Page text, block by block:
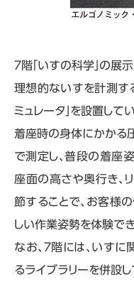
７階「いすの科学」の展
理想的ないすを計測する
ミュレータ」を設置して
着座時の身体にかかる
で測定し、普段の着座
座面の高さや奥行き、
節することで、お客様
しい作業姿勢を体験で
なお、７階には、いす
るライブラリーを併設し